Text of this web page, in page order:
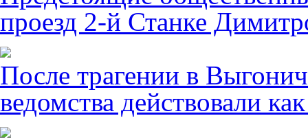
проезд 2-й Станке
После трагении в
ведомства действовали